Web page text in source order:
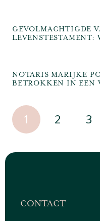
GEVOLMACHTIGDE
LEVENSTESTAMENT:
NOTARIS MARIJKE
BETROKKEN IN EEN
1 2 3
CONTACT